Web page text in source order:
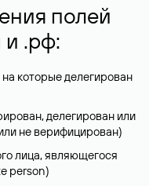
полей
и .рф:
которые делегирован
делегирован или
не верифицирован)
лица, являющегося
person)